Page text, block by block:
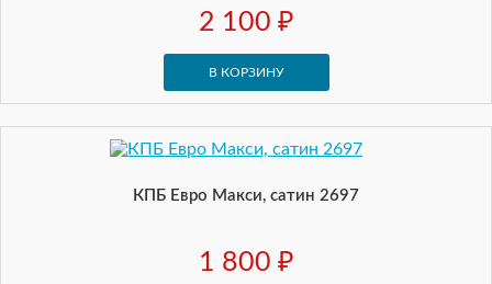
2 100 ₽
В КОРЗИНУ
КПБ Евро Макси, сатин 2697
1 800 ₽